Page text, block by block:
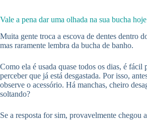
Vale a pena dar uma olhada na sua bucha hoje
Muita gente troca a escova de dentes dentro
mas raramente lembra da bucha de banho.
Como ela é usada quase todos os dias, é fácil
perceber que já está desgastada. Por isso,
observe o acessório. Há manchas, cheiro
soltando?
Se a resposta for sim, provavelmente chegou